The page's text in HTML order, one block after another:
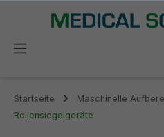
springen
Startseite Maschinelle
Rollensiegelgeräte